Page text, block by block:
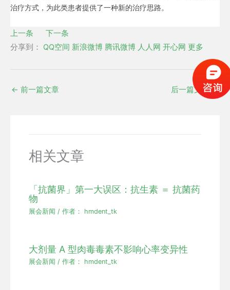
治疗方式，为此类患者提供了一种新的治疗思路。
上一条
下一条
分享到：
QQ空间 新浪微博 腾讯微博 人人网 开心网 更多
← 前一篇文章 后一篇文章→
相关文章
「抗菌界」第一大误区：抗生素 ＝ 抗菌药
物
展会新闻 / 作者： hmdent_tk
大剂量 A 型肉毒毒素不影响心率变异性
展会新闻 / 作者： hmdent_tk